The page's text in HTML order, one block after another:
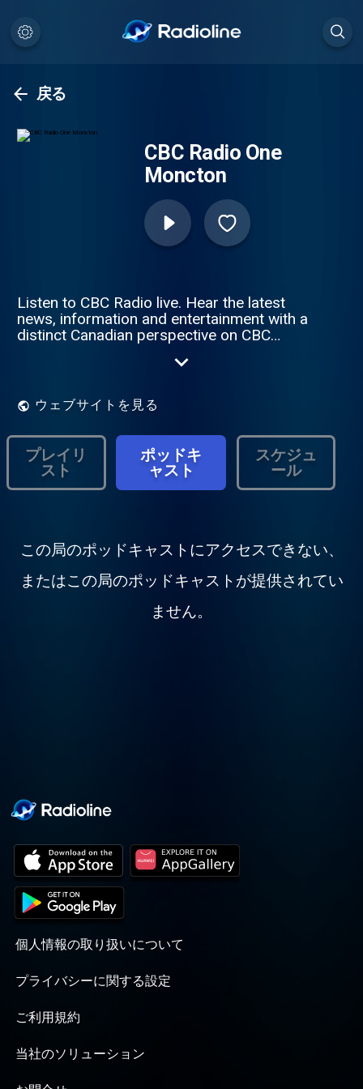
戻る
CBC Radio One
Moncton
Listen to CBC Radio live. Hear the latest
news, information and entertainment with a
distinct Canadian perspective on CBC
ウェブサイトを見る
プレイリ
スト
ポッドキ
ャスト
スケジュ
ール
この局のポッドキャストにアクセスできない、
またはこの局のポッドキャストが提供されてい
ません。
個人情報の取り扱いについて
プライバシーに関する設定
ご利用規約
当社のソリューション